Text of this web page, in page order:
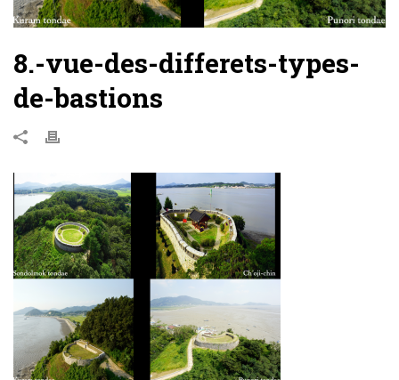
8.-vue-des-differets-types-
de-bastions